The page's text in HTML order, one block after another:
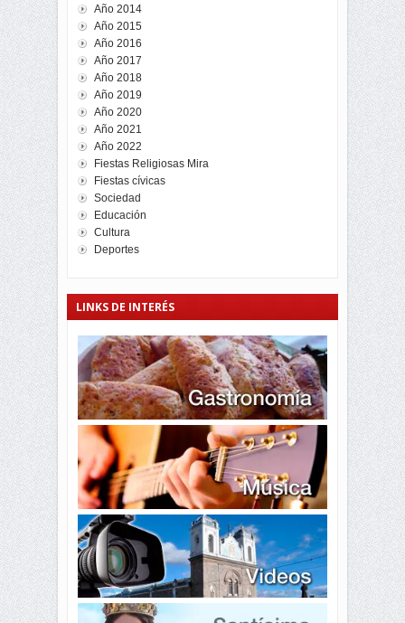
Año 2014
Año 2015
Año 2016
Año 2017
Año 2018
Año 2019
Año 2020
Año 2021
Año 2022
Fiestas Religiosas Mira
Fiestas cívicas
Sociedad
Educación
Cultura
Deportes
LINKS DE INTERÉS